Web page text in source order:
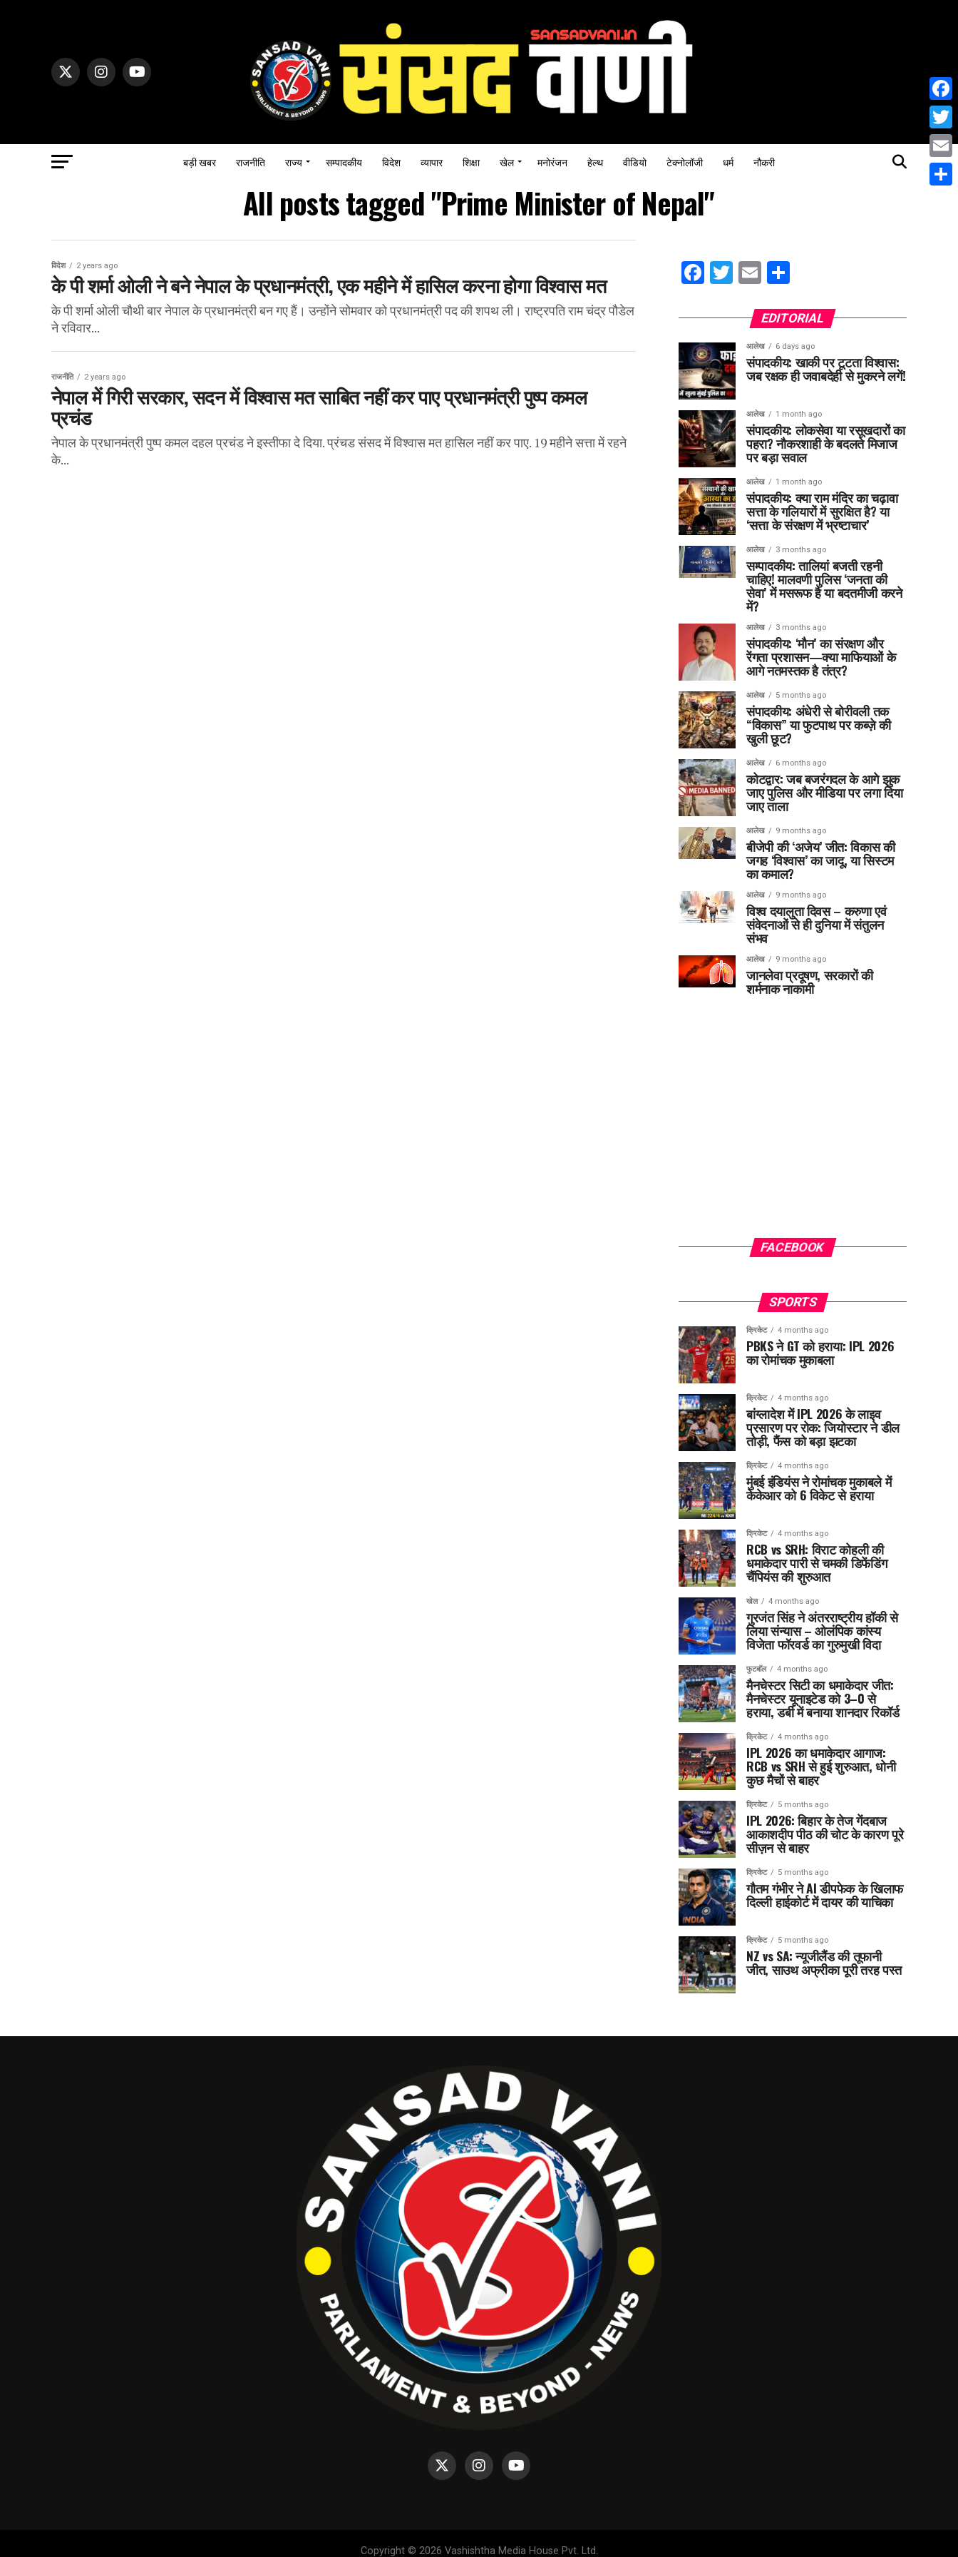
बड़ी खबर राजनीति राज्य सम्पादकीय विदेश व्यापार शिक्षा खेल मनोरंजन हेल्थ वीडियो टेक्नोलॉजी धर्म नौकरी
All posts tagged "Prime Minister of Nepal"
विदेश 2 years ago
के पी शर्मा ओली ने बने नेपाल के प्रधानमंत्री, एक महीने में हासिल करना होगा विश्वास मत
के पी शर्मा ओली चौथी बार नेपाल के प्रधानमंत्री बन गए हैं। उन्होंने सोमवार को प्रधानमंत्री पद की शपथ ली। राष्ट्रपति राम चंद्र पौडेल
ने रविवार...
राजनीति 2 years ago
नेपाल में गिरी सरकार, सदन में विश्वास मत साबित नहीं कर पाए प्रधानमंत्री पुष्प कमल
प्रचंड
नेपाल के प्रधानमंत्री पुष्प कमल दहल प्रचंड ने इस्तीफा दे दिया. प्रंचड संसद में विश्वास मत हासिल नहीं कर पाए. 19 महीने सत्ता में रहने
के...
Facebook
Twitter
Email
EDITORIAL
आलेख 6 days ago
संपादकीय: खाकी पर टूटता विश्वास:
जब रक्षक ही जवाबदेही से मुकरने लगें!
आलेख 1 month ago
संपादकीय: लोकसेवा या रसूखदारों का
पहरा? नौकरशाही के बदलते मिजाज
पर बड़ा सवाल
आलेख 1 month ago
संपादकीय: क्या राम मंदिर का चढ़ावा
सत्ता के गलियारों में सुरक्षित है? या
‘सत्ता के संरक्षण में भ्रष्टाचार’
आलेख 3 months ago
सम्पादकीय: तालियां बजती रहनी
चाहिए! मालवणी पुलिस ‘जनता की
सेवा’ में मसरूफ है या बदतमीजी करने
में?
आलेख 3 months ago
संपादकीय: ‘मौन’ का संरक्षण और
रेंगता प्रशासन—क्या माफियाओं के
आगे नतमस्तक है तंत्र?
आलेख 5 months ago
संपादकीय: अंधेरी से बोरीवली तक
“विकास” या फुटपाथ पर कब्ज़े की
खुली छूट?
आलेख 6 months ago
कोटद्वार: जब बजरंगदल के आगे झुक
जाए पुलिस और मीडिया पर लगा दिया
जाए ताला
आलेख 9 months ago
बीजेपी की ‘अजेय’ जीत: विकास की
जगह ‘विश्वास’ का जादू, या सिस्टम
का कमाल?
आलेख 9 months ago
विश्व दयालुता दिवस – करुणा एवं
संवेदनाओं से ही दुनिया में संतुलन
संभव
आलेख 9 months ago
जानलेवा प्रदूषण, सरकारों की
शर्मनाक नाकामी
FACEBOOK
SPORTS
क्रिकेट 4 months ago
PBKS ने GT को हराया: IPL 2026
का रोमांचक मुकाबला
क्रिकेट 4 months ago
बांग्लादेश में IPL 2026 के लाइव
प्रसारण पर रोक: जियोस्टार ने डील
तोड़ी, फैंस को बड़ा झटका
क्रिकेट 4 months ago
मुंबई इंडियंस ने रोमांचक मुकाबले में
केकेआर को 6 विकेट से हराया
क्रिकेट 4 months ago
RCB vs SRH: विराट कोहली की
धमाकेदार पारी से चमकी डिफेंडिंग
चैंपियंस की शुरुआत
खेल 4 months ago
गुरजंत सिंह ने अंतरराष्ट्रीय हॉकी से
लिया संन्यास – ओलंपिक कांस्य
विजेता फॉरवर्ड का गुरुमुखी विदा
फुटबॉल 4 months ago
मैनचेस्टर सिटी का धमाकेदार जीत:
मैनचेस्टर यूनाइटेड को 3–0 से
हराया, डर्बी में बनाया शानदार रिकॉर्ड
क्रिकेट 4 months ago
IPL 2026 का धमाकेदार आगाज:
RCB vs SRH से हुई शुरुआत, धोनी
कुछ मैचों से बाहर
क्रिकेट 5 months ago
IPL 2026: बिहार के तेज गेंदबाज
आकाशदीप पीठ की चोट के कारण पूरे
सीज़न से बाहर
क्रिकेट 5 months ago
गौतम गंभीर ने AI डीपफेक के खिलाफ
दिल्ली हाईकोर्ट में दायर की याचिका
क्रिकेट 5 months ago
NZ vs SA: न्यूजीलैंड की तूफानी
जीत, साउथ अफ्रीका पूरी तरह पस्त
Copyright © 2026 Vashishtha Media House Pvt. Ltd.
Email